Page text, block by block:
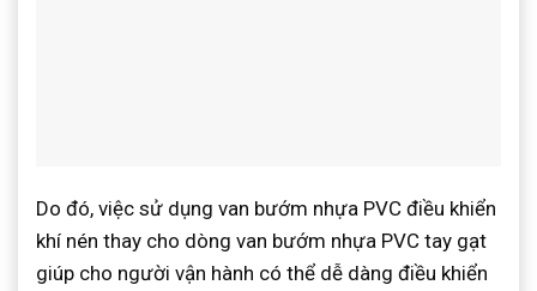
Do đó, việc sử dụng van bướm nhựa PVC điều khiển
khí nén thay cho dòng van bướm nhựa PVC tay gạt
giúp cho người vận hành có thể dễ dàng điều khiển